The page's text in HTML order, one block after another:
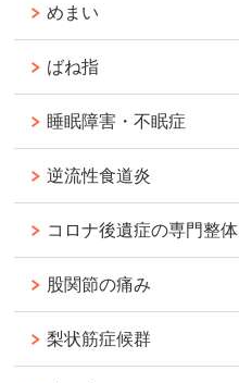
めまい
ばね指
睡眠障害・不眠症
逆流性食道炎
コロナ後遺症の専門整体
股関節の痛み
梨状筋症候群